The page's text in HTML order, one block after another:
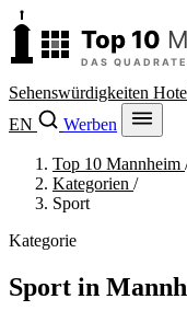
Sehenswürdigkeiten
EN
Werben
Top 10 Mannheim
Kategorien /
Sport
Kategorie
Sport in